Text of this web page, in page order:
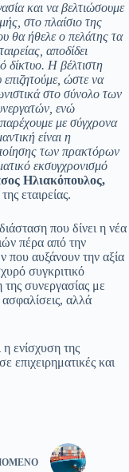
και να βελτιώσουμε
στο πλαίσιο της
θα ήθελε ο πελάτης τα
αποδίδει
δίκτυο. Η βέλτιστη
επιζητούμε, ώστε να
στο σύνολο των
ενώ
με σύγχρονα
είναι η
των πρακτόρων
εκσυγχρονισμό
Ηλιακόπουλος,
εταιρείας.
που δίνει η νέα
πέρα από την
που αυξάνουν την αξία
συγκριτικό
συνεργασίας με
ασφαλίσεις, αλλά
ενίσχυση της
επιχειρηματικές και